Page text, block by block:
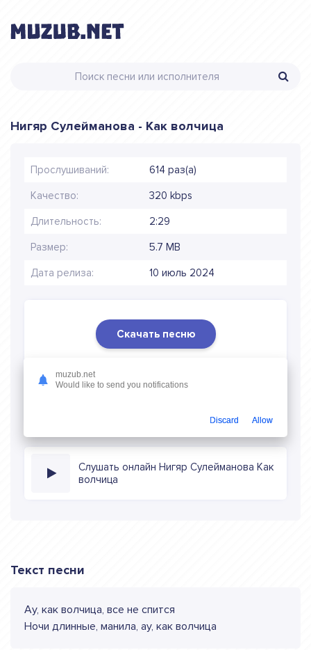
Нигяр Сулейманова - Как волчица
Прослушиваний: 614 раз(а)
Качество: 320 kbps
Длительность: 2:29
Размер: 5.7 MB
Дата релиза: 10 июль 2024
Скачать песню
mp3 (длина: 2:29, качество: 320 кбитс) бесплатно или
слушать музыку в режиме онлайн
Слушать онлайн Нигяр Сулейманова Как
волчица
Текст песни
Ау, как волчица, все не спится
Ночи длинные, манила, ау, как волчица
muzub.net
Would like to send you notifications
Discard Allow